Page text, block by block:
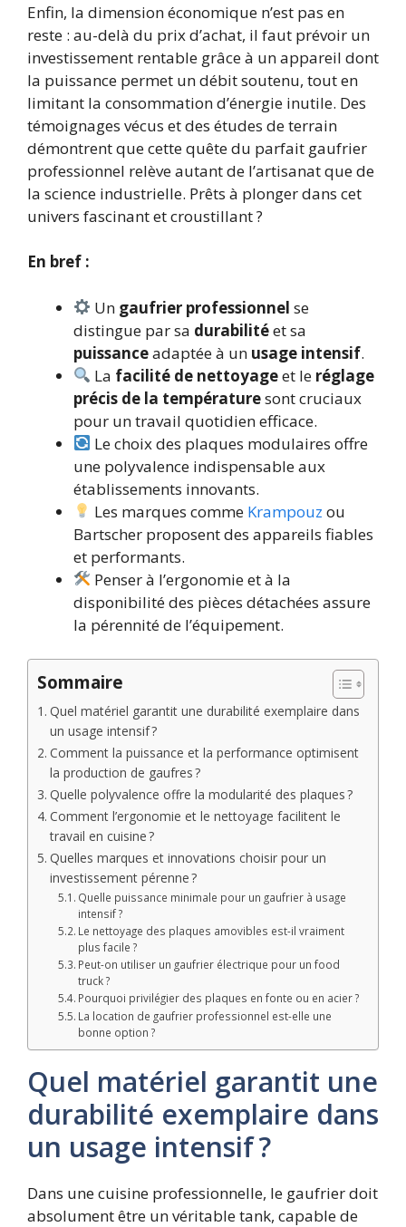
Enfin, la dimension économique n’est pas en
reste : au-delà du prix d’achat, il faut prévoir un
investissement rentable grâce à un appareil dont
la puissance permet un débit soutenu, tout en
limitant la consommation d’énergie inutile. Des
témoignages vécus et des études de terrain
démontrent que cette quête du parfait gaufrier
professionnel relève autant de l’artisanat que de
la science industrielle. Prêts à plonger dans cet
univers fascinant et croustillant ?
En bref :
Un gaufrier professionnel se
distingue par sa durabilitéet sa
puissanceadaptée à un usage intensif.
La facilité de nettoyageet le réglage
précis de la températuresont cruciaux
pour un travail quotidien efficace.
Le choix des plaques modulaires offre
une polyvalence indispensable aux
établissements innovants.
Les marques comme Krampouz ou
Bartscher proposent des appareils fiables
et performants.
Penser à l’ergonomie et à la
disponibilité des pièces détachées assure
la pérennité de l’équipement.
Sommaire
Quel matériel garantit une durabilité exemplaire dans
un usage intensif ?
Comment la puissance et la performance optimisent
la production de gaufres ?
Quelle polyvalence offre la modularité des plaques ?
Comment l’ergonomie et le nettoyage facilitent le
travail en cuisine ?
Quelles marques et innovations choisir pour un
investissement pérenne ?
Quelle puissance minimale pour un gaufrier à usage
intensif ?
Le nettoyage des plaques amovibles est-il vraiment
plus facile ?
Peut-on utiliser un gaufrier électrique pour un food
truck ?
Pourquoi privilégier des plaques en fonte ou en acier ?
La location de gaufrier professionnel est-elle une
bonne option ?
Quel matériel garantit une
durabilité exemplaire dans
un usage intensif ?
Dans une cuisine professionnelle, le gaufrier doit
absolument être un véritable tank, capable de